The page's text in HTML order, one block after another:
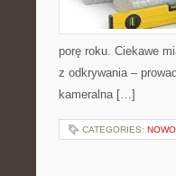
porę roku. Ciekawe
z odkrywania –
kameralna […]
CATEGORIES: